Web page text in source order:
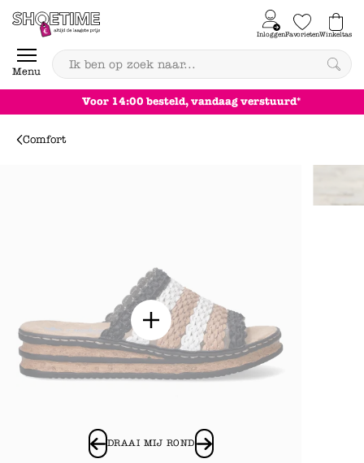
Skip to content
Menu
InloggenFavorietenWinkeltas
0
Voor 14:00 besteld, vandaag verstuurd*
Comfort
DRAAI MIJ ROND